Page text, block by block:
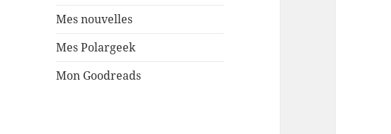
Mes nouvelles
Mes Polargeek
Mon Goodreads